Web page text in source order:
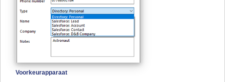
Voorkeurapparaat